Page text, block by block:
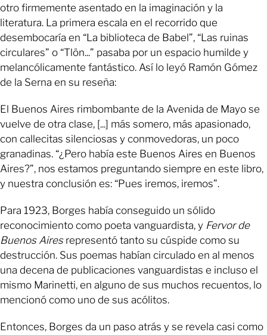
otro firmemente asentado en la imaginación y la
literatura. La primera escala en el recorrido que
desembocaría en “La biblioteca de Babel”, “Las ruinas
circulares” o “Tlön...” pasaba por un espacio humilde y
melancólicamente fantástico. Así lo leyó Ramón Gómez
de la Serna en su reseña:
El Buenos Aires rimbombante de la Avenida de Mayo se
vuelve de otra clase, [...] más somero, más apasionado,
con callecitas silenciosas y conmovedoras, un poco
granadinas. “¿Pero había este Buenos Aires en Buenos
Aires?”, nos estamos preguntando siempre en este libro,
y nuestra conclusión es: “Pues iremos, iremos”.
Para 1923, Borges había conseguido un sólido
reconocimiento como poeta vanguardista, y Fervor de
Buenos Airesrepresentó tanto su cúspide como su
destrucción. Sus poemas habían circulado en al menos
una decena de publicaciones vanguardistas e incluso el
mismo Marinetti, en alguno de sus muchos recuentos, lo
mencionó como uno de sus acólitos.
Entonces, Borges da un paso atrás y se revela casi como